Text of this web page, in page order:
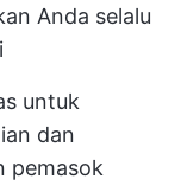
Anda selalu
untuk
dan
pemasok